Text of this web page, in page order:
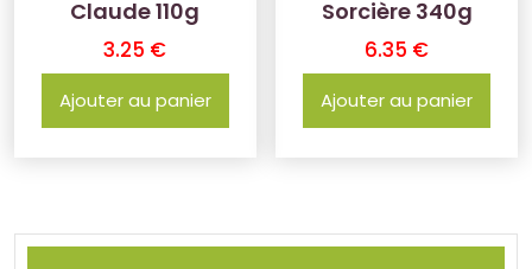
Claude 110g
3.25 €
Ajouter au panier
Sorcière 340g
6.35 €
Ajouter au panier